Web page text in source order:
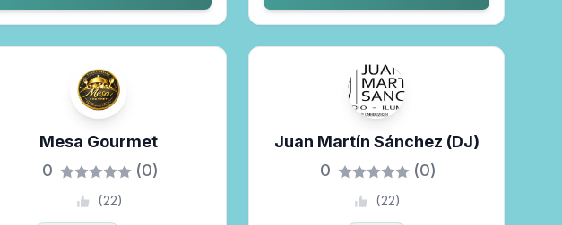
Mesa Gourmet
0
(0)
(22)
Juan Martín Sánchez (DJ)
0
(0)
(22)